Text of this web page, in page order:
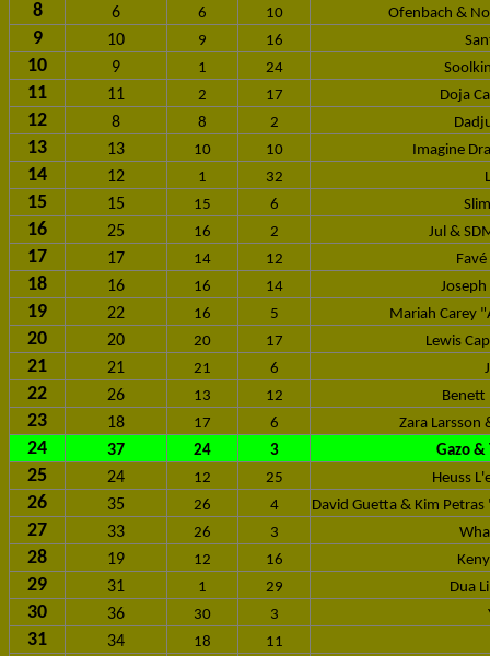
8 6 6 10 Ofenbach &
9 10 9 16
10 9 1 24
11 11 2 17 Doja
12 8 8 2
13 13 10 10 Imagine
14 12 1 32
15 15 15 6
16 25 16 2 Jul &
17 17 14 12
18 16 16 14
19 22 16 5 Mariah Carey
20 20 20 17 Lewis
21 21 21 6
22 26 13 12 Benett
23 18 17 6 Zara Larsson
24 37 24 3 Gazo
25 24 12 25 Heuss
26 35 26 4 David Guetta & Kim
27 33 26 3
28 19 12 16
29 31 1 29 Dua
30 36 30 3
31 34 18 11